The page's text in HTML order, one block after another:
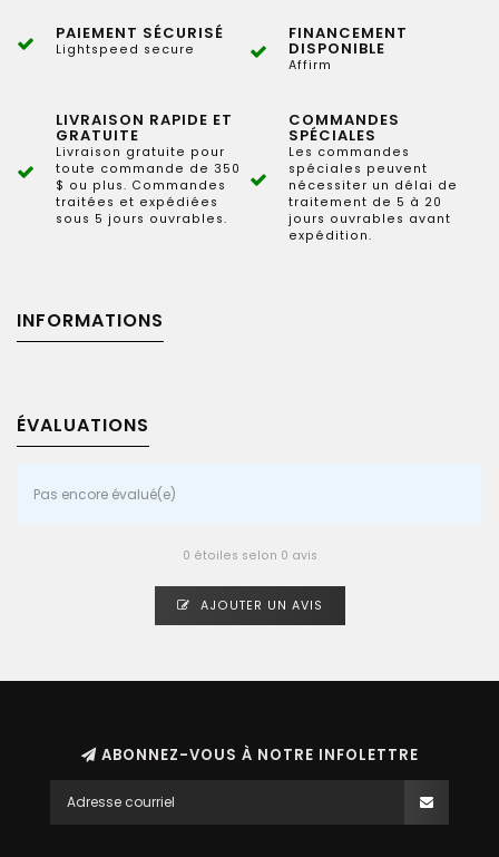
PAIEMENT SÉCURISÉ
Lightspeed secure
FINANCEMENT
DISPONIBLE
Affirm
LIVRAISON RAPIDE ET
GRATUITE
Livraison gratuite pour
toute commande de 350
$ ou plus. Commandes
traitées et expédiées
sous 5 jours ouvrables.
COMMANDES
SPÉCIALES
Les commandes
spéciales peuvent
nécessiter un délai de
traitement de 5 à 20
jours ouvrables avant
expédition.
INFORMATIONS
ÉVALUATIONS
Pas encore évalué(e)
0 étoiles selon 0 avis
AJOUTER UN AVIS
ABONNEZ-VOUS À NOTRE INFOLETTRE